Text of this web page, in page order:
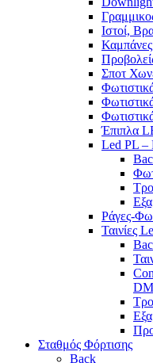
Ιστοί,
Καμπάνες
Σποτ
Έπιπλα
Led PL –
Ράγες-
Ταινίες
Σταθμός Φόρτισης
Back